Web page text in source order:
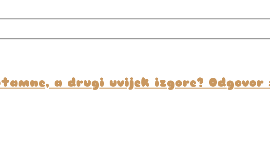
a drugi uvijek izgore? Odgovor